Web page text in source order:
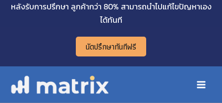
Skipหลังรับการปรึกษา ลูกค้ากว่า 80% สามารถนำไปแก้ไขปัญหาเอง
ได้ทันที
นัดปรึกษาทันทีฟรี
Main